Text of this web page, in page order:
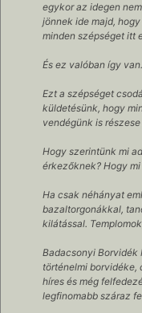
egykor az idegen
jönnek ide majd,
minden szépséget itt
És ez valóban így van.
Ezt a szépséget
küldetésünk, hogy
vendégünk is
Hogy szerintünk mi
érkezőknek? Hogy
Ha csak néhányat
bazaltorgonákkal,
kilátással.
Badacsonyi
történelmi borvidéke,
híres és még
legfinomabb száraz